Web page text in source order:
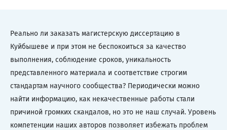
Реально ли заказать магистерскую диссертацию в
Куйбышеве и при этом не беспокоиться за качество
выполнения, соблюдение сроков, уникальность
представленного материала и соответствие строгим
стандартам научного сообщества? Периодически можно
найти информацию, как некачественные работы стали
причиной громких скандалов, но это не наш случай. Уровень
компетенции наших авторов позволяет избежать проблем